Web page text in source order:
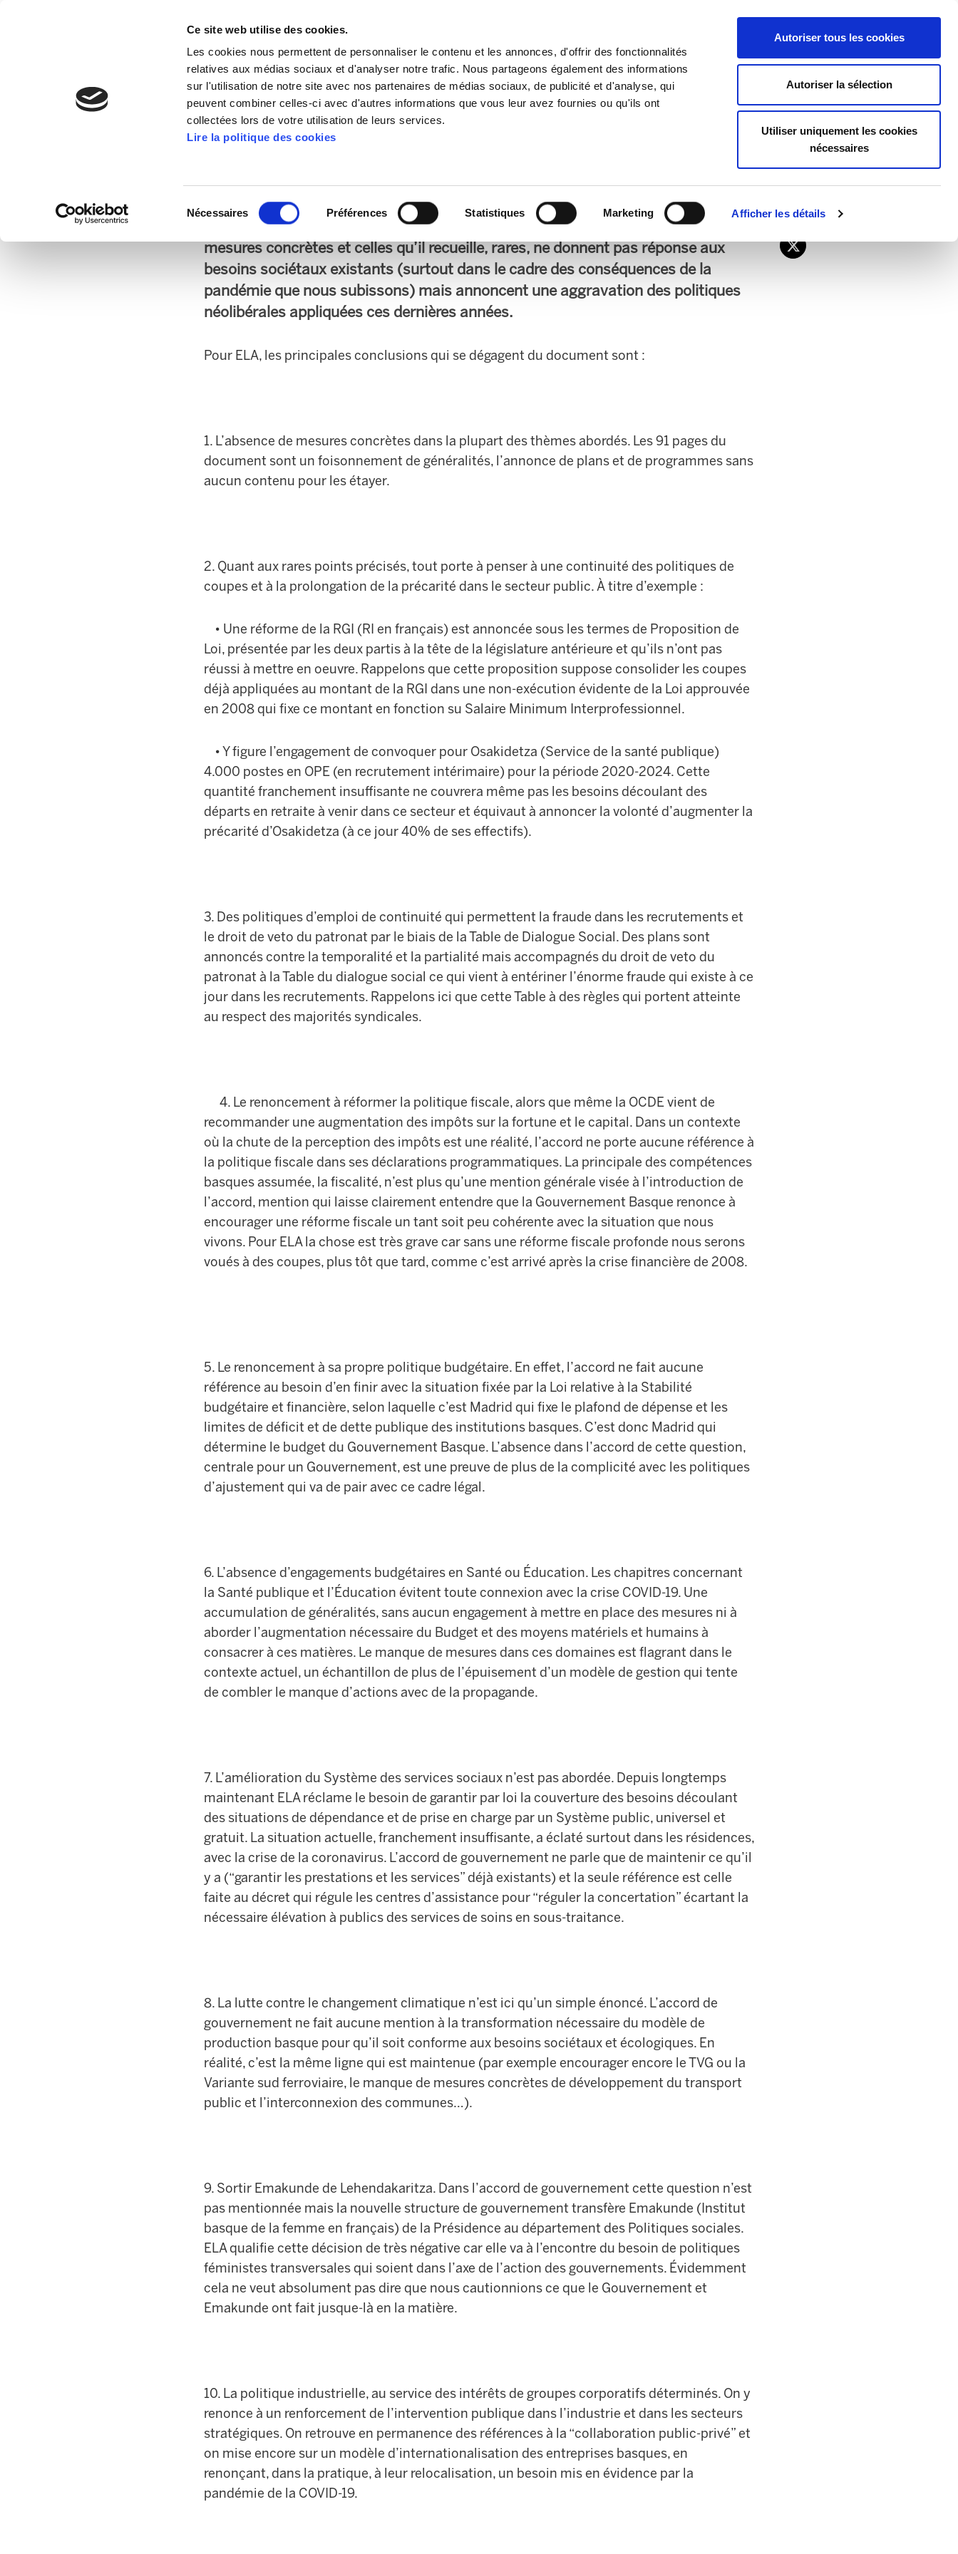
Ce site web utilise des cookies.
Les cookies nous permettent de personnaliser le contenu et les annonces, d'offrir des fonctionnalités
relatives aux médias sociaux et d'analyser notre trafic. Nous partageons également des informations
sur l'utilisation de notre site avec nos partenaires de médias sociaux, de publicité et d'analyse, qui
peuvent combiner celles-ci avec d'autres informations que vous leur avez fournies ou qu'ils ont
collectées lors de votre utilisation de leurs services.
Lire la politique des cookies
Nécessaires Préférences Statistiques Marketing Afficher les détails
Autoriser tous les cookies
Autoriser la sélection
Utiliser uniquement les cookies
nécessaires
REJOIGNEZ-NOUS
L’accord PNV-PSE mise sur des coupes et plus de précarité
15/09/2020
Selon ELA, l’accord de programme signé par PNV et PSE-EE-PSOE pour
structurer le nouveau Gouvernement basque est inquiétant. Il est dépourvu de
mesures concrètes et celles qu’il recueille, rares, ne donnent pas réponse aux
besoins sociétaux existants (surtout dans le cadre des conséquences de la
pandémie que nous subissons) mais annoncent une aggravation des politiques
néolibérales appliquées ces dernières années.
Pour ELA, les principales conclusions qui se dégagent du document sont :
1. L’absence de mesures concrètes dans la plupart des thèmes abordés. Les 91 pages du
document sont un foisonnement de généralités, l’annonce de plans et de programmes sans
aucun contenu pour les étayer.
2. Quant aux rares points précisés, tout porte à penser à une continuité des politiques de
coupes et à la prolongation de la précarité dans le secteur public. À titre d’exemple :
• Une réforme de la RGI (RI en français) est annoncée sous les termes de Proposition de
Loi, présentée par les deux partis à la tête de la législature antérieure et qu’ils n’ont pas
réussi à mettre en oeuvre. Rappelons que cette proposition suppose consolider les coupes
déjà appliquées au montant de la RGI dans une non-exécution évidente de la Loi approuvée
en 2008 qui fixe ce montant en fonction su Salaire Minimum Interprofessionnel.
• Y figure l’engagement de convoquer pour Osakidetza (Service de la santé publique)
4.000 postes en OPE (en recrutement intérimaire) pour la période 2020-2024. Cette
quantité franchement insuffisante ne couvrera même pas les besoins découlant des
départs en retraite à venir dans ce secteur et équivaut à annoncer la volonté d’augmenter la
précarité d’Osakidetza (à ce jour 40% de ses effectifs).
3. Des politiques d’emploi de continuité qui permettent la fraude dans les recrutements et
le droit de veto du patronat par le biais de la Table de Dialogue Social. Des plans sont
annoncés contre la temporalité et la partialité mais accompagnés du droit de veto du
patronat à la Table du dialogue social ce qui vient à entériner l’énorme fraude qui existe à ce
jour dans les recrutements. Rappelons ici que cette Table à des règles qui portent atteinte
au respect des majorités syndicales.
4. Le renoncement à réformer la politique fiscale, alors que même la OCDE vient de
recommander une augmentation des impôts sur la fortune et le capital. Dans un contexte
où la chute de la perception des impôts est une réalité, l’accord ne porte aucune référence à
la politique fiscale dans ses déclarations programmatiques. La principale des compétences
basques assumée, la fiscalité, n’est plus qu’une mention générale visée à l’introduction de
l’accord, mention qui laisse clairement entendre que la Gouvernement Basque renonce à
encourager une réforme fiscale un tant soit peu cohérente avec la situation que nous
vivons. Pour ELA la chose est très grave car sans une réforme fiscale profonde nous serons
voués à des coupes, plus tôt que tard, comme c’est arrivé après la crise financière de 2008.
5. Le renoncement à sa propre politique budgétaire. En effet, l’accord ne fait aucune
référence au besoin d’en finir avec la situation fixée par la Loi relative à la Stabilité
budgétaire et financière, selon laquelle c’est Madrid qui fixe le plafond de dépense et les
limites de déficit et de dette publique des institutions basques. C’est donc Madrid qui
détermine le budget du Gouvernement Basque. L’absence dans l’accord de cette question,
centrale pour un Gouvernement, est une preuve de plus de la complicité avec les politiques
d’ajustement qui va de pair avec ce cadre légal.
6. L’absence d’engagements budgétaires en Santé ou Éducation. Les chapitres concernant
la Santé publique et l’Éducation évitent toute connexion avec la crise COVID-19. Une
accumulation de généralités, sans aucun engagement à mettre en place des mesures ni à
aborder l’augmentation nécessaire du Budget et des moyens matériels et humains à
consacrer à ces matières. Le manque de mesures dans ces domaines est flagrant dans le
contexte actuel, un échantillon de plus de l’épuisement d’un modèle de gestion qui tente
de combler le manque d’actions avec de la propagande.
7. L’amélioration du Système des services sociaux n’est pas abordée. Depuis longtemps
maintenant ELA réclame le besoin de garantir par loi la couverture des besoins découlant
des situations de dépendance et de prise en charge par un Système public, universel et
gratuit. La situation actuelle, franchement insuffisante, a éclaté surtout dans les résidences,
avec la crise de la coronavirus. L’accord de gouvernement ne parle que de maintenir ce qu’il
y a (“garantir les prestations et les services” déjà existants) et la seule référence est celle
faite au décret qui régule les centres d’assistance pour “réguler la concertation” écartant la
nécessaire élévation à publics des services de soins en sous-traitance.
8. La lutte contre le changement climatique n’est ici qu’un simple énoncé. L’accord de
gouvernement ne fait aucune mention à la transformation nécessaire du modèle de
production basque pour qu’il soit conforme aux besoins sociétaux et écologiques. En
réalité, c’est la même ligne qui est maintenue (par exemple encourager encore le TVG ou la
Variante sud ferroviaire, le manque de mesures concrètes de développement du transport
public et l’interconnexion des communes…).
9. Sortir Emakunde de Lehendakaritza. Dans l’accord de gouvernement cette question n’est
pas mentionnée mais la nouvelle structure de gouvernement transfère Emakunde (Institut
basque de la femme en français) de la Présidence au département des Politiques sociales.
ELA qualifie cette décision de très négative car elle va à l’encontre du besoin de politiques
féministes transversales qui soient dans l’axe de l’action des gouvernements. Évidemment
cela ne veut absolument pas dire que nous cautionnions ce que le Gouvernement et
Emakunde ont fait jusque-là en la matière.
10. La politique industrielle, au service des intérêts de groupes corporatifs déterminés. On y
renonce à un renforcement de l’intervention publique dans l’industrie et dans les secteurs
stratégiques. On retrouve en permanence des références à la “collaboration public-privé” et
on mise encore sur un modèle d’internationalisation des entreprises basques, en
renonçant, dans la pratique, à leur relocalisation, un besoin mis en évidence par la
pandémie de la COVID-19.